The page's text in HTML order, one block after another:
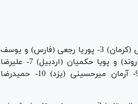
35 کیلوگرم: 1- سوشیانت حسن پور (خوزستان) 2- محمدمهدی پلاشی (کرمان) 3- پوریا رجعی (فارس) و یوسف
زارعی (بوشهر) 5- سیدمحمد امین موسوی محمدنژاد (منطقه آزاد اروند) و پویا حکمیان (اردبیل) 7- علیرضا
تجری (گلستان) 8- امیرارسلان براهوتی (سیستان و بلوچستان) 9- آرمان میرحسینی (یزد) 10- حمیدرضا